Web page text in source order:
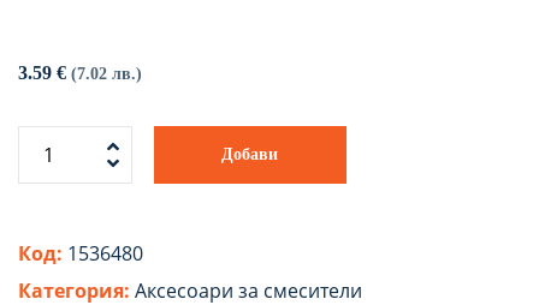
3.59 € (7.02 лв.)
Добави
Код: 1536480
Категория: Аксесоари за смесители